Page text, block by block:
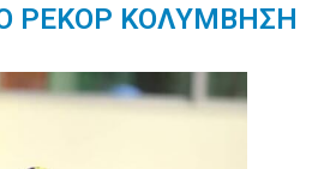
ΡΕΚΌΡ ΚΟΛΎΜΒΗΣΗ